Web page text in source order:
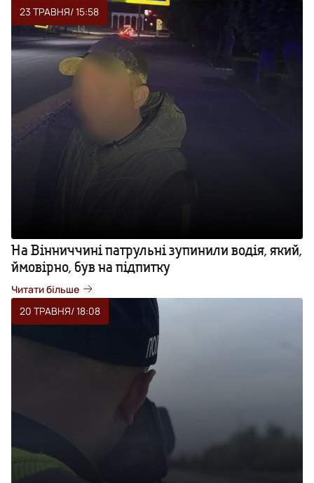
23 ТРАВНЯ/ 15:58
На Вінниччині патрульні зупинили водія, який,
ймовірно, був на підпитку
Читати більше
20 ТРАВНЯ/ 18:08